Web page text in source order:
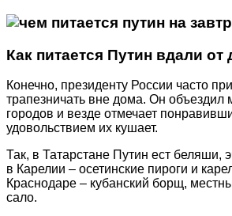
Как питается Путин вдали от
Конечно, президенту России часто
трапезничать вне дома. Он объездил
городов и везде отмечает
удовольствием их кушает.
Так, в Татарстане Путин ест беляши,
в Карелии – осетинские пироги и
Краснодаре – кубанский борщ,
сало.